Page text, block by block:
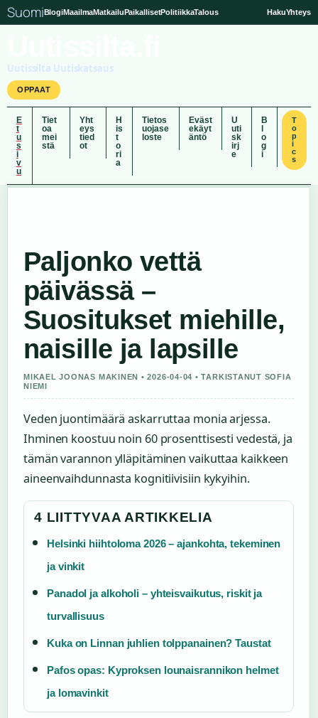
SuomiBlogiMaailmaMatkailuPaikallisetPolitiikkaTalous HakuYhteys
Uutissilta Uutiskatsaus
OPPAAT
E
t
u
s
i
v
u
Tiet
oa
mei
stä
Yht
eys
tied
ot
H
is
t
o
ri
a
Tietos
uojase
loste
Eväst
ekäyt
äntö
U
uti
sk
irj
e
B
o
g
i
T
o
p
i
c
s
Paljonko vettä
päivässä –
Suositukset miehille,
naisille ja lapsille
MIKAEL JOONAS MAKINEN • 2026-04-04 • TARKISTANUT SOFIA
NIEMI
Veden juontimäärä askarruttaa monia arjessa.
Ihminen koostuu noin 60 prosenttisesti vedestä, ja
tämän varannon ylläpitäminen vaikuttaa kaikkeen
aineenvaihdunnasta kognitiivisiin kykyihin.
4 LIITTYVAA ARTIKKELIA
Helsinki hiihtoloma 2026 – ajankohta, tekeminen
ja vinkit
Panadol ja alkoholi – yhteisvaikutus, riskit ja
turvallisuus
Kuka on Linnan juhlien tolppanainen? Taustat
Pafos opas: Kyproksen lounaisrannikon helmet
ja lomavinkit